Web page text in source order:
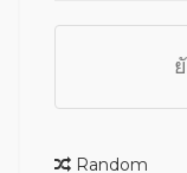
Random